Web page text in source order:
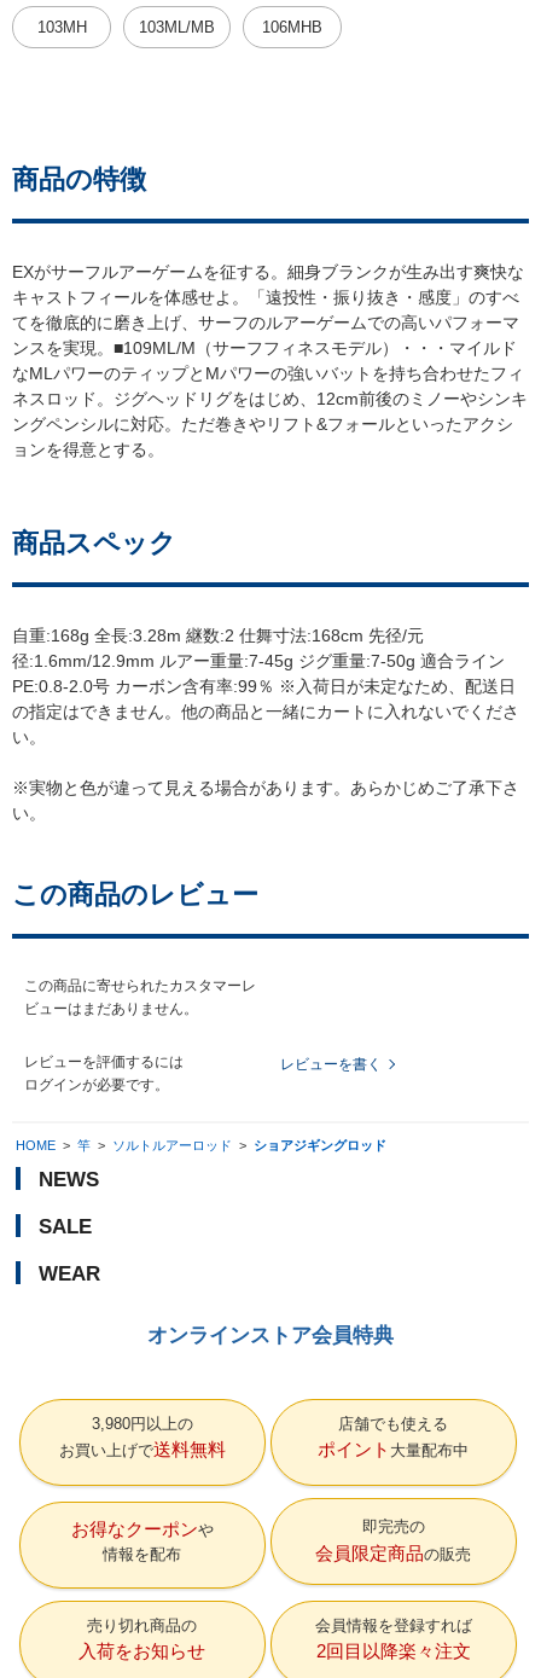
103MH 103ML/MB 106MHB
商品の特徴
EXがサーフルアーゲームを征する。細身ブランクが生み出す爽快な
キャストフィールを体感せよ。「遠投性・振り抜き・感度」のすべ
てを徹底的に磨き上げ、サーフのルアーゲームでの高いパフォーマ
ンスを実現。■109ML/M（サーフフィネスモデル）・・・マイルド
なMLパワーのティップとMパワーの強いバットを持ち合わせたフィ
ネスロッド。ジグヘッドリグをはじめ、12cm前後のミノーやシンキ
ングペンシルに対応。ただ巻きやリフト&フォールといったアクシ
ョンを得意とする。
商品スペック
自重:168g 全長:3.28m 継数:2 仕舞寸法:168cm 先径/元
径:1.6mm/12.9mm ルアー重量:7-45g ジグ重量:7-50g 適合ライン
PE:0.8-2.0号 カーボン含有率:99％ ※入荷日が未定なため、配送日
の指定はできません。他の商品と一緒にカートに入れないでくださ
い。
※実物と色が違って見える場合があります。あらかじめご了承下さ
い。
この商品のレビュー
この商品に寄せられたカスタマーレ
ビューはまだありません。
レビューを評価するには
ログインが必要です。
レビューを書く
HOME > 竿 > ソルトルアーロッド > ショアジギングロッド
NEWS
SALE
WEAR
オンラインストア会員特典
3,980円以上の
お買い上げで送料無料
店舗でも使える
ポイント 大量配布中
お得なクーポン
情報を配布
即完売の
会員限定商品の販売
売り切れ商品の
入荷をお知らせ
会員情報を登録すれば
2回目以降楽々注文